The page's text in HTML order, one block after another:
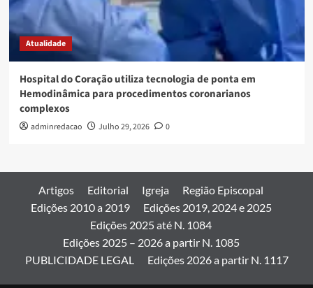
Atualidade
Hospital do Coração utiliza tecnologia de ponta em
Hemodinâmica para procedimentos coronarianos
complexos
adminredacao Julho 29, 2026 0
Artigos Editorial Igreja
Região Episcopal
Edições 2010 a 2019
Edições 2019, 2024 e 2025
Edições 2025 até N. 1084
Edições 2025 – 2026 a partir N. 1085
PUBLICIDADE LEGAL
Edições 2026 a partir N. 1117